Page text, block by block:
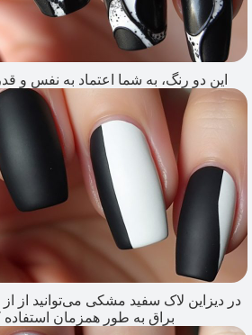
این دو رنگ، به شما اعتماد به نفس و
در دیزاین لاک سفید مشکی می‌توانید از
براق به طور همزمان استفاده